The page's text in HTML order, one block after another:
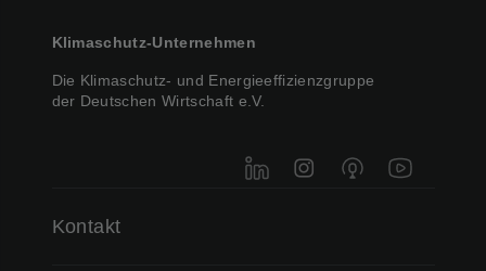
Klimaschutz-Unternehmen
Die Klimaschutz- und Energieeffizienzgruppe
der Deutschen Wirtschaft e.V.
YouTube
Podigee
Instagram
LinkedIn
Kontakt